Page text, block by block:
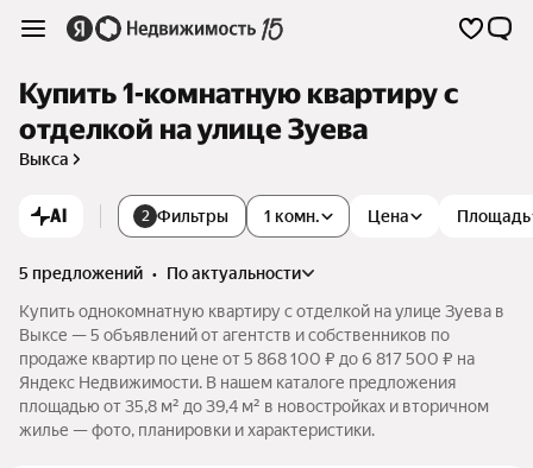
Купить 1-комнатную квартиру с
отделкой на улице Зуева
Выкса
AI 2 Фильтры 1 комн. Цена Площадь
5 предложений •
по актуальности
Купить однокомнатную квартиру с отделкой на улице Зуева в
Выксе — 5 объявлений от агентств и собственников по
продаже квартир по цене от 5 868 100 ₽ до 6 817 500 ₽ на
Яндекс Недвижимости. В нашем каталоге предложения
площадью от 35,8 м² до 39,4 м² в новостройках и вторичном
жилье — фото, планировки и характеристики.